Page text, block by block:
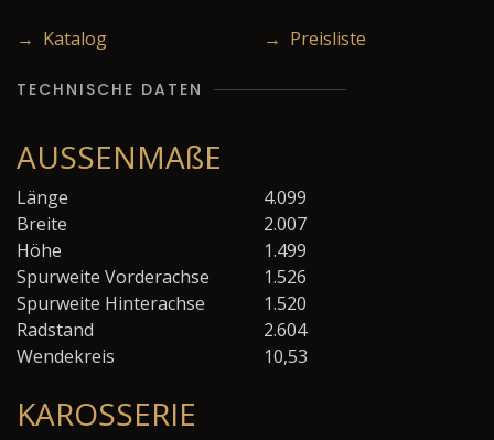
→ Katalog → Preisliste
TECHNISCHE DATEN
AUSSENMAßE
Länge
4.099
Breite
2.007
Höhe
1.499
Spurweite Vorderachse
1.526
Spurweite Hinterachse
1.520
Radstand
2.604
Wendekreis
10,53
KAROSSERIE